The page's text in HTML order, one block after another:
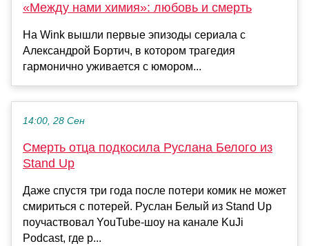
«Между нами химия»: любовь и смерть
На Wink вышли первые эпизоды сериала с
Александрой Бортич, в котором трагедия
гармонично уживается с юмором...
14:00, 28 Сен
Смерть отца подкосила Руслана Белого из
Stand Up
Даже спустя три года после потери комик не может
смириться с потерей. Руслан Белый из Stand Up
поучаствовал YouTube-шоу на канале KuJi
Podcast, где р...